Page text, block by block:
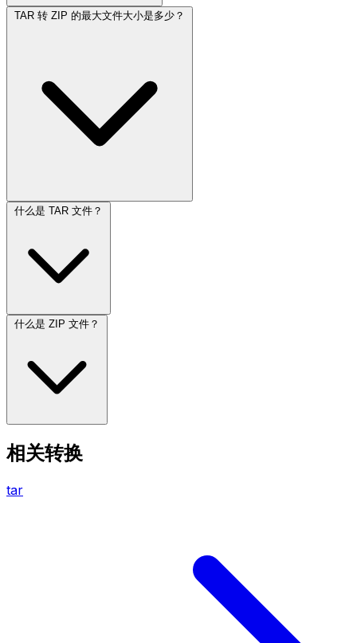
TAR 转 ZIP 的最大文件大小是多少？
什么是 TAR 文件？
什么是 ZIP 文件？
相关转换
tar